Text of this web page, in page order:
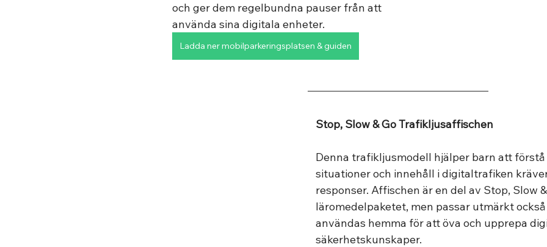
och ger dem regelbundna pauser från att
använda sina digitala enheter.
Ladda ner mobilparkeringsplatsen & guiden
Stop, Slow & Go Trafikljusaffischen
Denna trafikljusmodell hjälper barn att
situationer och innehåll i digitaltrafiken
responser. Affischen är en del av Stop, Slow
läromedelpaketet, men passar utmärkt
användas hemma för att öva och upprepa
säkerhetskunskaper.